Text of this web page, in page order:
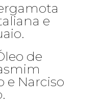
e
de
e Narciso